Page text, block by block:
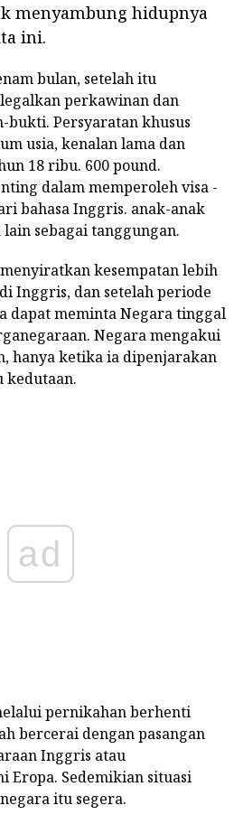
menyambung hidupnya
ini.
bulan, setelah itu
perkawinan dan
bukti. Persyaratan khusus
usia, kenalan lama dan
18 ribu. 600 pound.
dalam memperoleh visa -
bahasa Inggris. anak-anak
sebagai tanggungan.
kesempatan lebih
Inggris, dan setelah periode
dapat meminta Negara tinggal
Negara mengakui
hanya ketika ia dipenjarakan
kedutaan.
ad
pernikahan berhenti
bercerai dengan pasangan
Inggris atau
Eropa. Sedemikian situasi
itu segera.